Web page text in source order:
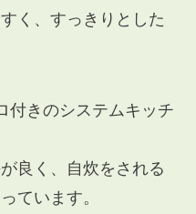
く、すっきりとした
付きのシステムキッチ
良く、自炊をされる
ています。